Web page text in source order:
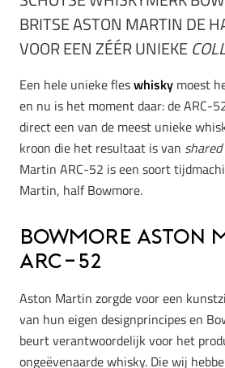
BRITSE ASTON MARTIN DE
VOOR EEN ZÉÉR UNIEKE
Een hele unieke fleswhisky moest
en nu is het moment daar: de ARC-
direct een van de meest unieke
kroon die het resultaat is van
Martin ARC-52 is een soort
Martin, half Bowmore.
Bowmore Aston
ARC-52
Aston Martin zorgde voor een
van hun eigen designprincipes en
beurt verantwoordelijk voor het
ongeëvenaarde whisky. Die wij